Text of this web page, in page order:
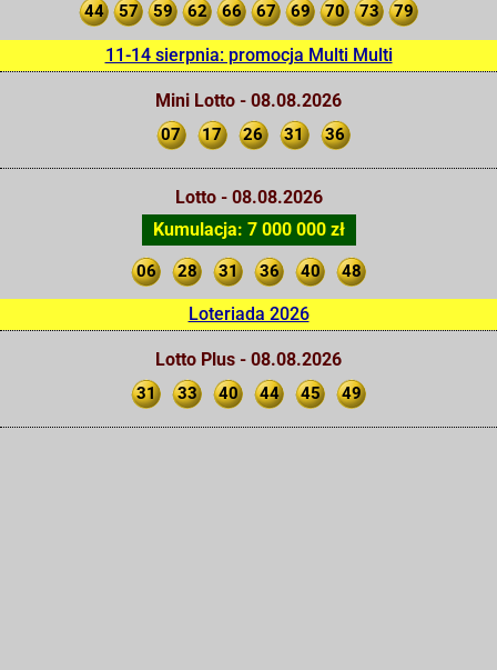
44
57 59 62 66 67 69 70 73 79
11-14 sierpnia: promocja Multi Multi
Mini Lotto - 08.08.2026
07 17 26 31 36
Lotto - 08.08.2026
Kumulacja: 7 000 000 zł
06 28 31 36 40 48
Loteriada 2026
Lotto Plus - 08.08.2026
31 33 40 44 45 49